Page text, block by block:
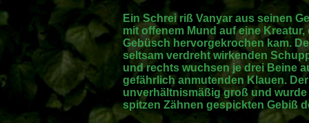
Ein Schrei riß Vanyar aus seinen
mit offenem Mund auf eine
Gebüsch hervorgekrochen kam.
seltsam verdreht wirkenden
und rechts wuchsen je drei Beine
gefährlich anmutenden Klauen.
unverhältnismäßig groß und
spitzen Zähnen gespickten Gebiß